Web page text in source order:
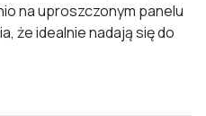
na uproszczonym panelu
że idealnie nadają się do